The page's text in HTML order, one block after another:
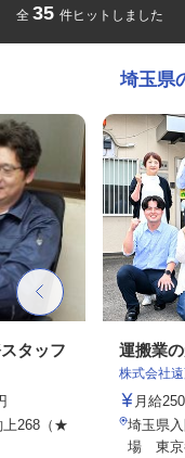
全 35 件ヒットしました
埼玉県
タッフ
上268（★
運搬業
株式会社
月給
埼玉県
場 東京